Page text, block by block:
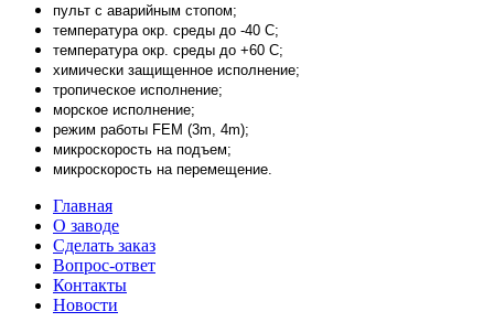
пульт с аварийным стопом;
температура окр. среды до -40 С;
температура окр. среды до +60 С;
химически защищенное исполнение;
тропическое исполнение;
морское исполнение;
режим работы FEM (3m, 4m);
микроскорость на подъем;
микроскорость на перемещение.
Главная
О заводе
Сделать заказ
Вопрос-ответ
Контакты
Новости